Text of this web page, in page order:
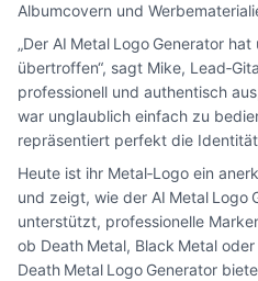
Albumcovern und
„Der AI Metal Logo Generator
übertroffen“, sagt Mike,
professionell und authentisch
war unglaublich einfach zu
repräsentiert perfekt die Identität
Heute ist ihr Metal‑Logo ein
und zeigt, wie der AI Metal Logo
unterstützt, professionelle
ob Death Metal, Black Metal
Death Metal Logo Generator